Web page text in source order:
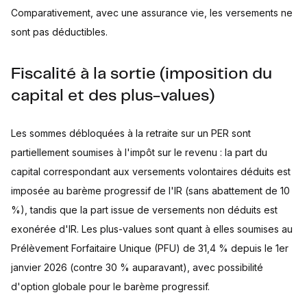
Comparativement, avec une assurance vie, les versements ne
sont pas déductibles.
Fiscalité à la sortie (imposition du
capital et des plus-values)
Les sommes débloquées à la retraite sur un PER sont
partiellement soumises à l'impôt sur le revenu : la part du
capital correspondant aux versements volontaires déduits est
imposée au barème progressif de l'IR (sans abattement de 10
%), tandis que la part issue de versements non déduits est
exonérée d'IR. Les plus-values sont quant à elles soumises au
Prélèvement Forfaitaire Unique (PFU) de 31,4 % depuis le 1er
janvier 2026 (contre 30 % auparavant), avec possibilité
d'option globale pour le barème progressif.